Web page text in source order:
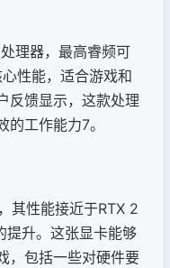
理器，最高睿频可
性能，适合游戏和
反馈显示，这款处理
工作能力7。
其性能接近于RTX 2
提升。这张显卡能够
，包括一些对硬件要